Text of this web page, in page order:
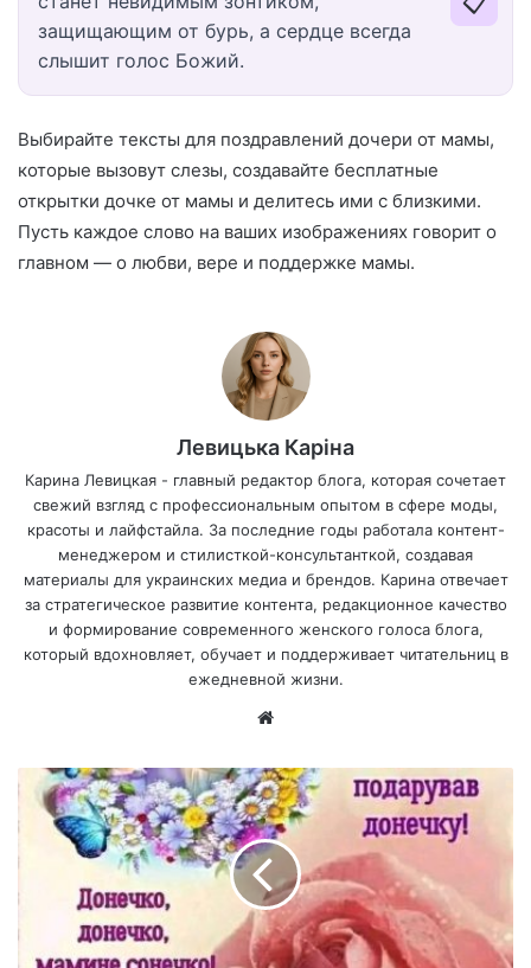
защищающим от бурь, а сердце всегда
слышит голос Божий.
Выбирайте тексты для поздравлений дочери от мамы,
которые вызовут слезы, создавайте бесплатные
открытки дочке от мамы и делитесь ими с близкими.
Пусть каждое слово на ваших изображениях говорит о
главном — о любви, вере и поддержке мамы.
Левицька Каріна
Карина Левицкая - главный редактор блога, которая сочетает
свежий взгляд с профессиональным опытом в сфере моды,
красоты и лайфстайла. За последние годы работала контент-
менеджером и стилисткой-консультанткой, создавая
материалы для украинских медиа и брендов. Карина отвечает
за стратегическое развитие контента, редакционное качество
и формирование современного женского голоса блога,
который вдохновляет, обучает и поддерживает читательниц в
ежедневной жизни.